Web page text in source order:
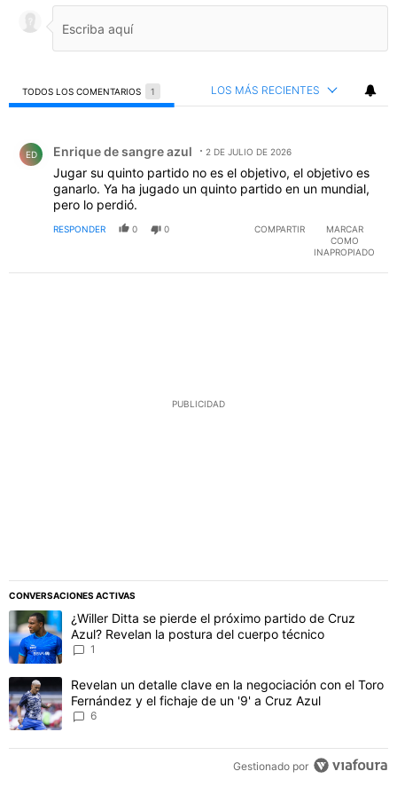
TODOS LOS COMENTARIOS 1 LOS MÁS RECIENTES
ED Enrique de sangre azul 2 DE JULIO DE 2026
Jugar su quinto partido no es el objetivo, el objetivo es
ganarlo. Ya ha jugado un quinto partido en un mundial,
pero lo perdió.
RESPONDER 0 0 COMPARTIR
MARCAR
COMO
INAPROPIADO
PUBLICIDAD
CONVERSACIONES ACTIVAS
Este listado muestra los artículos con más comentarios en los
Un artículo de tendencia con el título "¿Willer Ditta se pierde el
¿Willer Ditta se pierde el próximo partido de Cruz
Azul? Revelan la postura del cuerpo técnico
1
Un artículo de tendencia con el título "Revelan un detalle clave
Revelan un detalle clave en la negociación con el Toro
Fernández y el fichaje de un '9' a Cruz Azul
6
Gestionado por